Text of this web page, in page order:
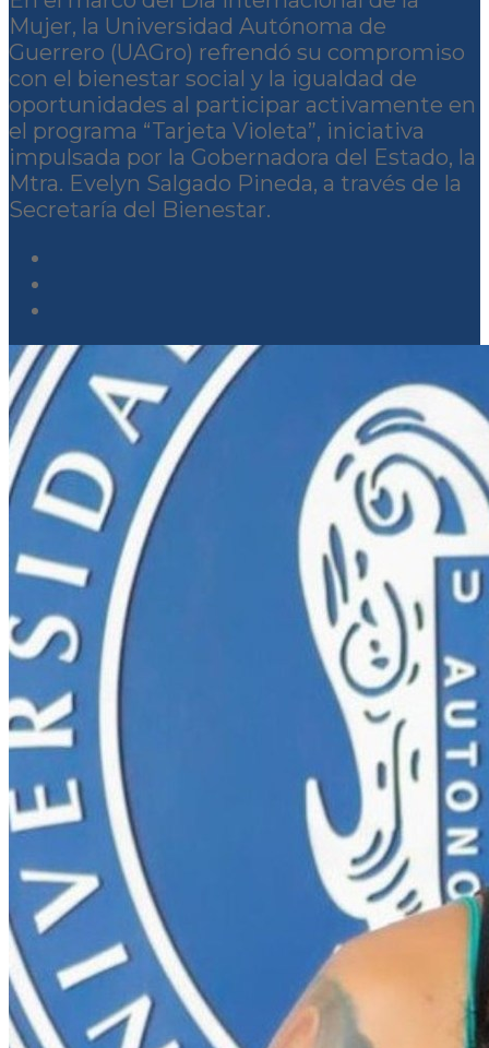
Mujer, la Universidad Autónoma de
Guerrero (UAGro) refrendó su compromiso
con el bienestar social y la igualdad de
oportunidades al participar activamente en
el programa “Tarjeta Violeta”, iniciativa
impulsada por la Gobernadora del Estado, la
Mtra. Evelyn Salgado Pineda, a través de la
Secretaría del Bienestar.